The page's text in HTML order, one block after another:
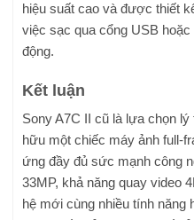
hiệu suất cao và được thiết
việc sạc qua cổng USB
động.
Kết luận
Sony A7C II cũ là lựa chọn
hữu một chiếc máy ảnh full-
ứng đầy đủ sức mạnh công
33MP, khả năng quay video
hệ mới cùng nhiều tính năng